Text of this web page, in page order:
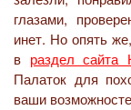
глазами,
инет. Но опять
в раздел сайта
Палаток для
ваши